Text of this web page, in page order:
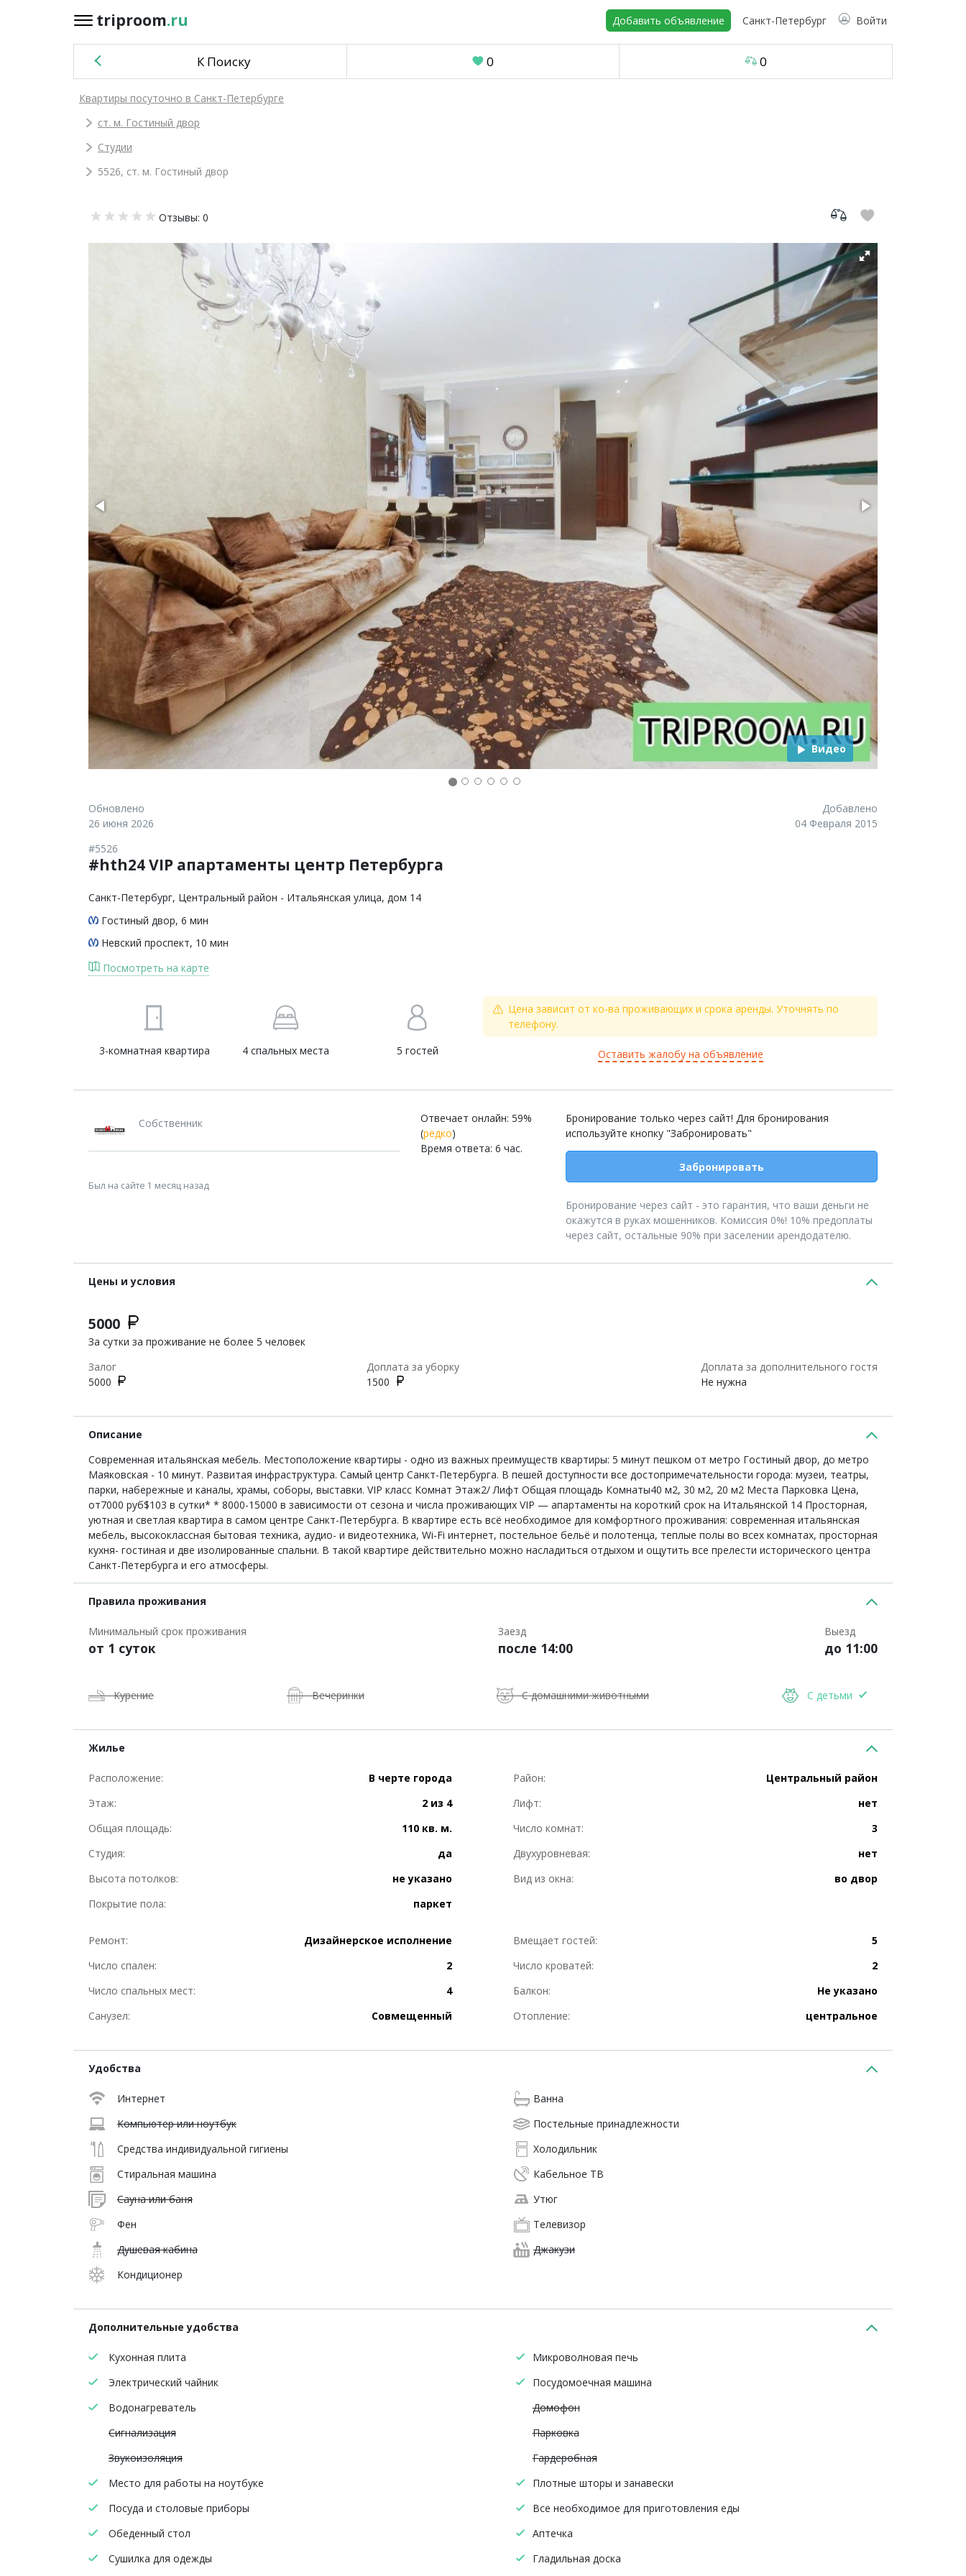
triproom.ru Добавить объявление Санкт-Петербург Войти
triproom.ru
Войти / Зарегистрироваться
К Поиску 0 0
Квартиры посуточно в Санкт-Петербурге
ст. м. Гостиный двор
Студии
5526, ст. м. Гостиный двор
Отзывы: 0
Видео
Обновлено
26 июня 2026
Добавлено
04 Февраля 2015
#hth24 VIP апартаменты центр Петербурга
#5526
Санкт-Петербург, Центральный район - Итальянская улица, дом 14
Гостиный двор, 6 мин
Невский проспект, 10 мин
Посмотреть на карте
3-комнатная квартира 4 спальных места 5 гостей
Цена зависит от ко-ва проживающих и срока аренды. Уточнять по
телефону.
Оставить жалобу на объявление
Собственник
Был на сайте 1 месяц назад
Отвечает онлайн: 59%
(редко)
Время ответа: 6 час.
Бронирование только через сайт! Для бронирования
используйте кнопку "Забронировать"
Забронировать
Бронирование через сайт - это гарантия, что ваши деньги не
окажутся в руках мошенников. Комиссия 0%! 10% предоплаты
через сайт, остальные 90% при заселении арендодателю.
Цены и условия
5000
За сутки за проживание не более 5 человек
Залог
5000
Доплата за уборку
1500
Доплата за дополнительного гостя
Не нужна
Описание
Современная итальянская мебель. Местоположение квартиры - одно из важных преимуществ квартиры: 5 минут пешком от метро Гостиный двор, до метро
Маяковская - 10 минут. Развитая инфраструктура. Самый центр Санкт-Петербурга. В пешей доступности все достопримечательности города: музеи, театры,
парки, набережные и каналы, храмы, соборы, выставки. VIP класс Комнат Этаж2/ Лифт Общая площадь Комнаты40 м2, 30 м2, 20 м2 Места Парковка Цена,
от7000 руб$103 в сутки* * 8000-15000 в зависимости от сезона и числа проживающих VIP — апартаменты на короткий срок на Итальянской 14 Просторная,
уютная и светлая квартира в самом центре Санкт-Петербурга. В квартире есть всё необходимое для комфортного проживания: современная итальянская
мебель, высококлассная бытовая техника, аудио- и видеотехника, Wi-Fi интернет, постельное бельё и полотенца, теплые полы во всех комнатах, просторная
кухня- гостиная и две изолированные спальни. В такой квартире действительно можно насладиться отдыхом и ощутить все прелести исторического центра
Санкт-Петербурга и его атмосферы.
Правила проживания
Минимальный срок проживания
от 1 суток
Заезд
после 14:00
Выезд
до 11:00
Курение Вечеринки С домашними животными С детьми
Жилье
Расположение: В черте города Район:
Центральный район
Этаж:
2 из 4 Лифт:
нет
Общая площадь:
110 кв. м. Число комнат:
3
Студия:
да Двухуровневая:
нет
Высота потолков:
не указано Вид из окна:
во двор
Покрытие пола:
паркет
Ремонт: Дизайнерское исполнение Вмещает гостей:
5
Число спален:
2 Число кроватей:
2
Число спальных мест:
4 Балкон:
Не указано
Санузел:
Совмещенный Отопление: центральное
Удобства
Интернет
Ванна
Компьютер или ноутбук
Постельные принадлежности
Средства индивидуальной гигиены
Холодильник
Стиральная машина
Кабельное ТВ
Сауна или баня
Утюг
Фен
Телевизор
Душевая кабина
Джакузи
Кондиционер
Дополнительные удобства
Кухонная плита
Микроволновая печь
Электрический чайник
Посудомоечная машина
Водонагреватель
Домофон
Сигнализация
Парковка
Звукоизоляция
Гардеробная
Место для работы на ноутбуке
Плотные шторы и занавески
Посуда и столовые приборы
Все необходимое для приготовления еды
Обеденный стол
Аптечка
Сушилка для одежды
Гладильная доска